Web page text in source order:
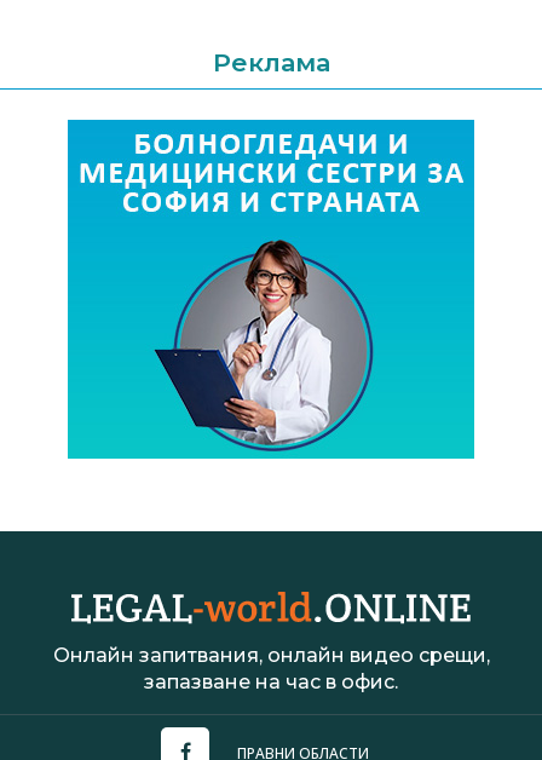
Реклама
Онлайн запитвания, онлайн видео срещи,
запазване на час в офис.
ПРАВНИ ОБЛАСТИ